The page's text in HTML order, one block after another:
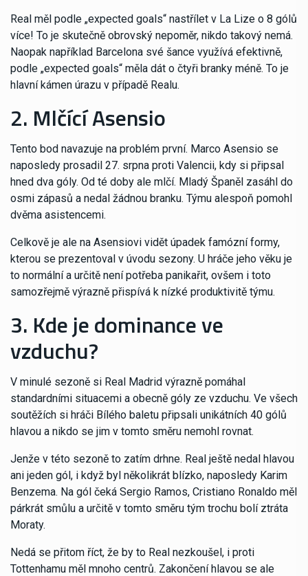
Real měl podle „expected goals“ nastřílet v La Lize o 8 gólů
více! To je skutečně obrovský nepoměr, nikdo takový nemá.
Naopak například Barcelona své šance využívá efektivně,
podle „expected goals“ měla dát o čtyři branky méně. To je
hlavní kámen úrazu v případě Realu.
2. Mlčící Asensio
Tento bod navazuje na problém první. Marco Asensio se
naposledy prosadil 27. srpna proti Valencii, kdy si připsal
hned dva góly. Od té doby ale mlčí. Mladý Španěl zasáhl do
osmi zápasů a nedal žádnou branku. Týmu alespoň pomohl
dvěma asistencemi.
Celkově je ale na Asensiovi vidět úpadek famózní formy,
kterou se prezentoval v úvodu sezony. U hráče jeho věku je
to normální a určitě není potřeba panikařit, ovšem i toto
samozřejmě výrazně přispívá k nízké produktivitě týmu.
3. Kde je dominance ve
vzduchu?
V minulé sezoně si Real Madrid výrazně pomáhal
standardními situacemi a obecně góly ze vzduchu. Ve všech
soutěžích si hráči Bílého baletu připsali unikátních 40 gólů
hlavou a nikdo se jim v tomto směru nemohl rovnat.
Jenže v této sezoně to zatím drhne. Real ještě nedal hlavou
ani jeden gól, i když byl několikrát blízko, naposledy Karim
Benzema. Na gól čeká Sergio Ramos, Cristiano Ronaldo měl
párkrát smůlu a určitě v tomto směru tým trochu bolí ztráta
Moraty.
Nedá se přitom říct, že by to Real nezkoušel, i proti
Tottenhamu měl mnoho centrů. Zakončení hlavou se ale